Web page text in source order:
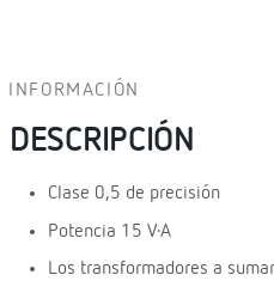
INFORMACIÓN
DESCRIPCIÓN
Clase 0,5 de precisión
Potencia 15 V·A
Los transformadores a